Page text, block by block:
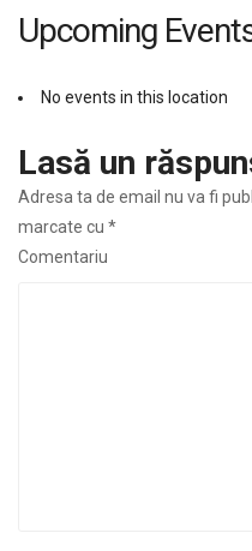
Upcoming
No events in this location
Lasă un
Adresa ta de email nu va fi
marcate cu *
Comentariu